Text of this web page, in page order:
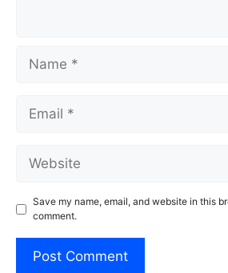
Name
Email
Website
Save my name, email, and website in this
comment.